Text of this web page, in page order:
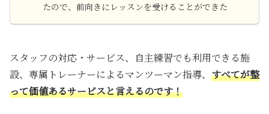
たので、前向きにレッスンを受けることができた
スタッフの対応・サービス、自主練習でも利用できる施
設、専属トレーナーによるマンツーマン指導、 すべてが整
って価値あるサービスと言えるのです！